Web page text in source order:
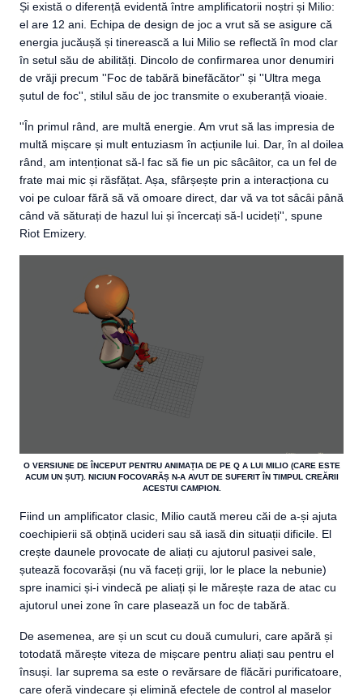
Și există o diferență evidentă între amplificatorii noștri și Milio:
el are 12 ani. Echipa de design de joc a vrut să se asigure că
energia jucăușă și tinerească a lui Milio se reflectă în mod clar
în setul său de abilități. Dincolo de confirmarea unor denumiri
de vrăji precum ''Foc de tabără binefăcător'' și ''Ultra mega
șutul de foc'', stilul său de joc transmite o exuberanță vioaie.
''În primul rând, are multă energie. Am vrut să las impresia de
multă mișcare și mult entuziasm în acțiunile lui. Dar, în al doilea
rând, am intenționat să-l fac să fie un pic sâcâitor, ca un fel de
frate mai mic și răsfățat. Așa, sfârșește prin a interacționa cu
voi pe culoar fără să vă omoare direct, dar vă va tot sâcâi până
când vă săturați de hazul lui și încercați să-l ucideți'', spune
Riot Emizery.
O VERSIUNE DE ÎNCEPUT PENTRU ANIMAȚIA DE PE Q A LUI MILIO (CARE ESTE
ACUM UN ȘUT). NICIUN FOCOVARĂȘ N-A AVUT DE SUFERIT ÎN TIMPUL CREĂRII
ACESTUI CAMPION.
Fiind un amplificator clasic, Milio caută mereu căi de a-și ajuta
coechipierii să obțină ucideri sau să iasă din situații dificile. El
crește daunele provocate de aliați cu ajutorul pasivei sale,
șutează focovarăși (nu vă faceți griji, lor le place la nebunie)
spre inamici și-i vindecă pe aliați și le mărește raza de atac cu
ajutorul unei zone în care plasează un foc de tabără.
De asemenea, are și un scut cu două cumuluri, care apără și
totodată mărește viteza de mișcare pentru aliați sau pentru el
însuși. Iar suprema sa este o revărsare de flăcări purificatoare,
care oferă vindecare și elimină efectele de control al maselor